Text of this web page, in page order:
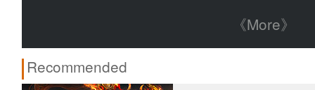
《More》
Recommended